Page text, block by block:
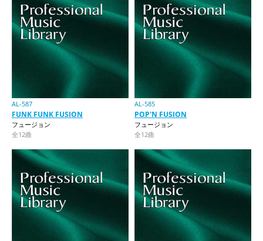
AL-587
FUNK FUNK FUSION
フュージョン
全12曲
AL-585
POP'N FUSION
フュージョン
全12曲